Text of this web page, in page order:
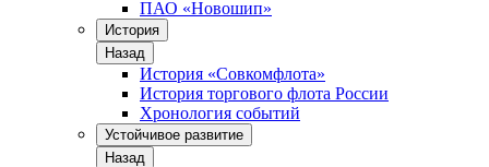
ПАО «Новошип»
История
Назад
История «Совкомфлота»
История торгового флота России
Хронология событий
Устойчивое развитие
Назад